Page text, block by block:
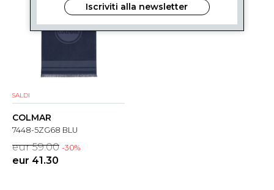
SALDI
COLMAR
7448-5ZG68 BLU
eur 59.00 -30%
eur 41.30
Iscriviti alla newsletter